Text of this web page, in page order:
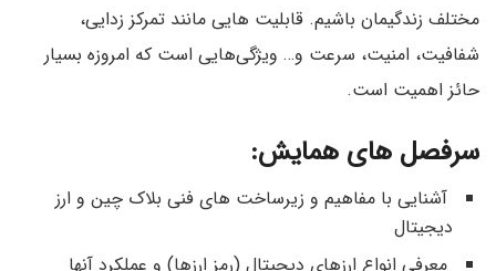
مختلف زندگیمان باشیم. قابلیت هایی مانند تمرکز زدایی،
شفافیت، امنیت، سرعت و… ویژگی‌هایی است که امروزه بسیار
حائز اهمیت است.
سرفصل های همایش:
آشنایی با مفاهیم و زیرساخت های فنی بلاک چین و ارز
دیجیتال
معرفی انواع ارزهای دیجیتال (رمز ارزها) و عملکرد آنها